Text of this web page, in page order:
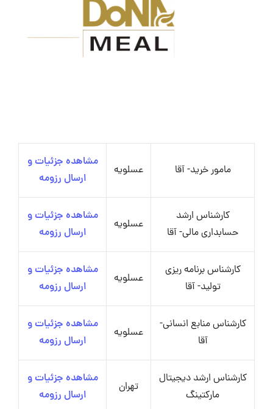
مامور خرید- آقا عسلویه
مشاهده جزئیات و
ارسال رزومه
کارشناس ارشد
حسابداری مالی- آقا
عسلویه
مشاهده جزئیات و
ارسال رزومه
کارشناس برنامه ریزی
تولید- آقا
عسلویه
مشاهده جزئیات و
ارسال رزومه
کارشناس منابع انسانی-
آقا
عسلویه
مشاهده جزئیات و
ارسال رزومه
کارشناس ارشد دیجیتال
مارکتینگ
تهران
مشاهده جزئیات و
ارسال رزومه